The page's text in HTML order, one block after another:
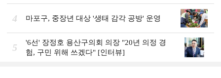
4 마포구, 중장년 대상 '생태 감각 공방' 운영
5
'6선' 장정호 용산구의회 의장 "20년 의정 경
험, 구민 위해 쓰겠다" [인터뷰]